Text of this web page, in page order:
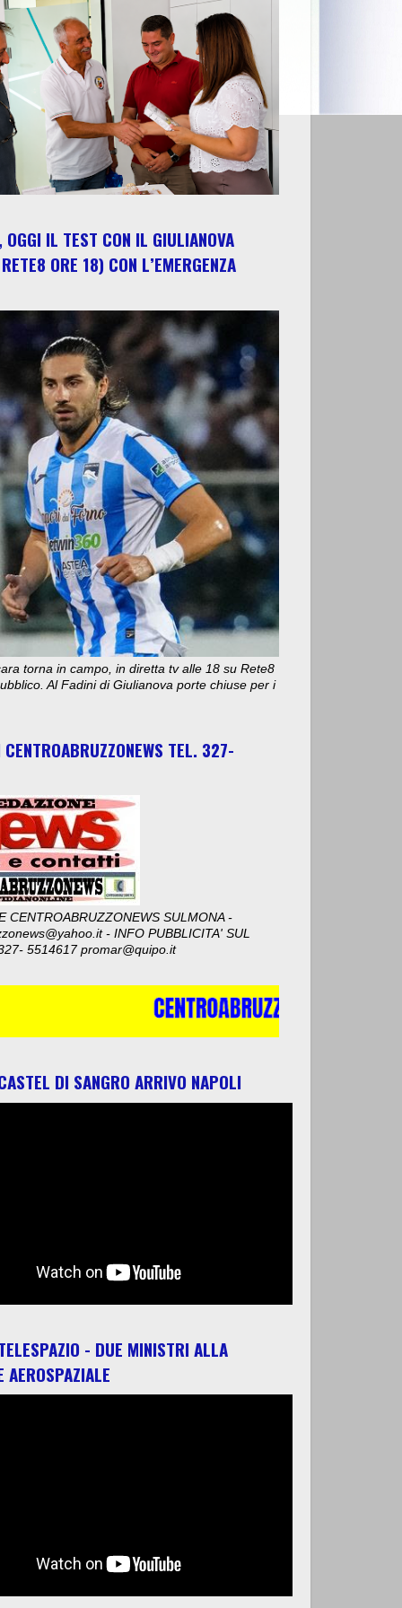
OGGI IL TEST CON IL GIULIANOVA
ORE 18) CON L’EMERGENZA
torna in campo, in diretta tv alle 18 su Rete8
Al Fadini di Giulianova porte chiuse per i
CENTROABRUZZONEWS TEL. 327-
CENTROABRUZZONEWS SULMONA -
- INFO PUBBLICITA' SUL
5514617 promar@quipo.it
DI SANGRO ARRIVO NAPOLI
- DUE MINISTRI ALLA
AEROSPAZIALE